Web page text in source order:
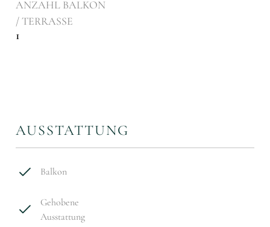
ANZAHL BALKON
/ TERRASSE
1
AUSSTATTUNG
Balkon
Gehobene
Ausstattung